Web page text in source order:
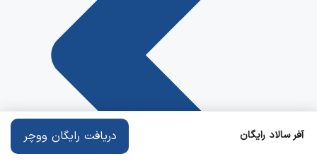
آفر سالاد رایگان دریافت رایگان ووچر